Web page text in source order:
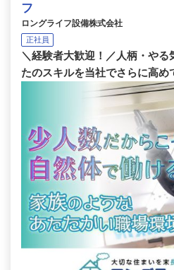
フ
ロングライフ設備株式会社
正社員
＼経験者大歓迎！／人柄・や
たのスキルを当社でさらに高め